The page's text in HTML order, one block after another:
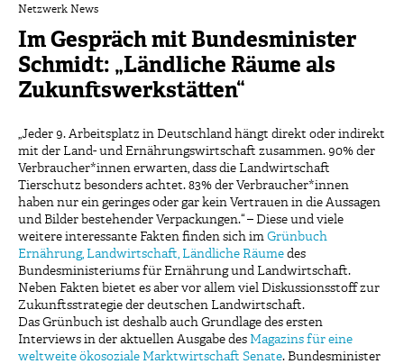
Netzwerk News
Im Gespräch mit Bundesminister
Schmidt: „Ländliche Räume als
Zukunftswerkstätten“
„Jeder 9. Arbeitsplatz in Deutschland hängt direkt oder indirekt
mit der Land- und Ernährungswirtschaft zusammen. 90% der
Verbraucher*innen erwarten, dass die Landwirtschaft
Tierschutz besonders achtet. 83% der Verbraucher*innen
haben nur ein geringes oder gar kein Vertrauen in die Aussagen
und Bilder bestehender Verpackungen.“ – Diese und viele
weitere interessante Fakten finden sich im Grünbuch
Ernährung, Landwirtschaft, Ländliche Räume des
Bundesministeriums für Ernährung und Landwirtschaft.
Neben Fakten bietet es aber vor allem viel Diskussionsstoff zur
Zukunftsstrategie der deutschen Landwirtschaft.
Das Grünbuch ist deshalb auch Grundlage des ersten
Interviews in der aktuellen Ausgabe des Magazins für eine
weltweite ökosoziale Marktwirtschaft Senate. Bundesminister